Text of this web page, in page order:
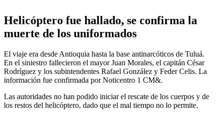
Helicóptero fue hallado, se confirma la
muerte de los uniformados
El viaje era desde Antioquia hasta la base antinarcóticos de Tuluá.
En el siniestro fallecieron el mayor Juan Morales, el capitán César
Rodríguez y los subintendentes Rafael González y Feder Celis. La
información fue confirmada por Noticentro 1 CM&.
Las autoridades no han podido iniciar el rescate de los cuerpos y de
los restos del helicóptero, dado que el mal tiempo no lo permite.